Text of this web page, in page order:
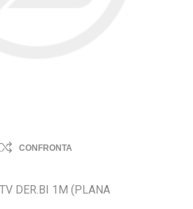
CONFRONTA
DER.BI 1M (PLANA